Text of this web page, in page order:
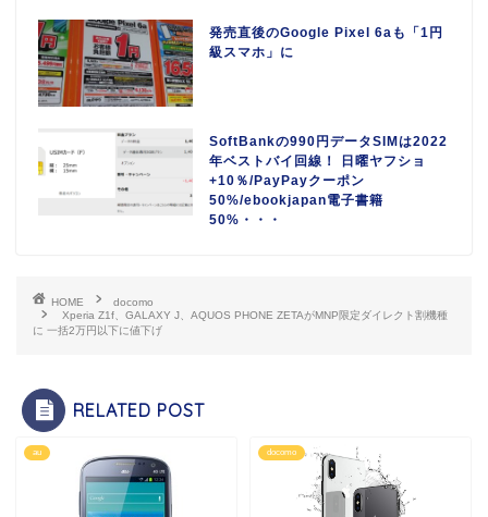
発売直後のGoogle Pixel 6aも「1円
級スマホ」に
SoftBankの990円データSIMは2022
年ベストバイ回線！ 日曜ヤフショ
+10％/PayPayクーポン
50%/ebookjapan電子書籍
50%・・・
HOME
docomo
Xperia Z1f、GALAXY J、AQUOS PHONE ZETAがMNP限定ダイレクト割機種
に 一括2万円以下に値下げ
RELATED POST
au docomo